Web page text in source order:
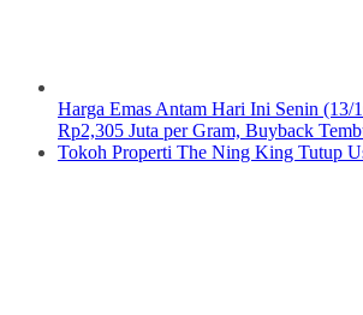
Harga Emas Antam Hari Ini Senin (13/
Rp2,305 Juta per Gram, Buyback
Tokoh Properti The Ning King Tutup